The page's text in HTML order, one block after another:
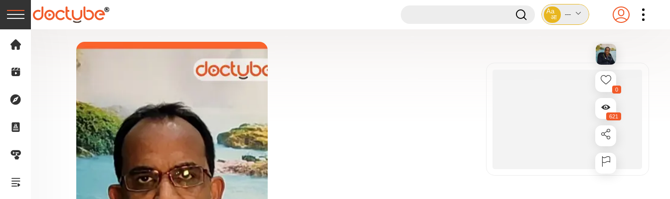
Aa
आ
---
0
621